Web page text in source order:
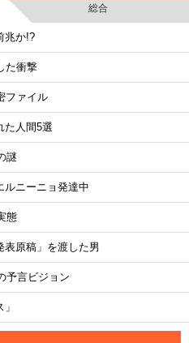
総合
兆か!?
た衝撃
ファイル
た人間5選
謎
ルニーニョ発達中
態
表原稿」を渡した男
予言ビジョン